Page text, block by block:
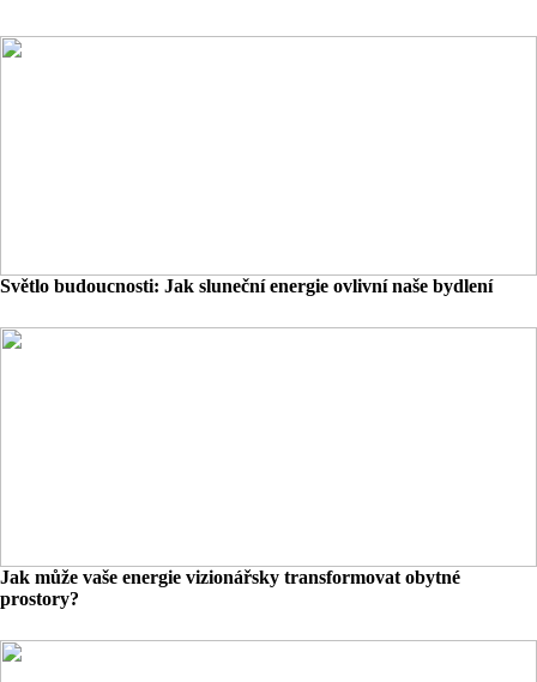
Světlo budoucnosti: Jak sluneční energie ovlivní naše bydlení
Jak může vaše energie vizionářsky transformovat obytné
prostory?